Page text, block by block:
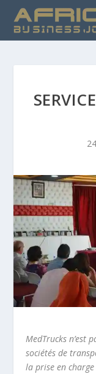
MedTrucks n’est
sociétés de
la prise en